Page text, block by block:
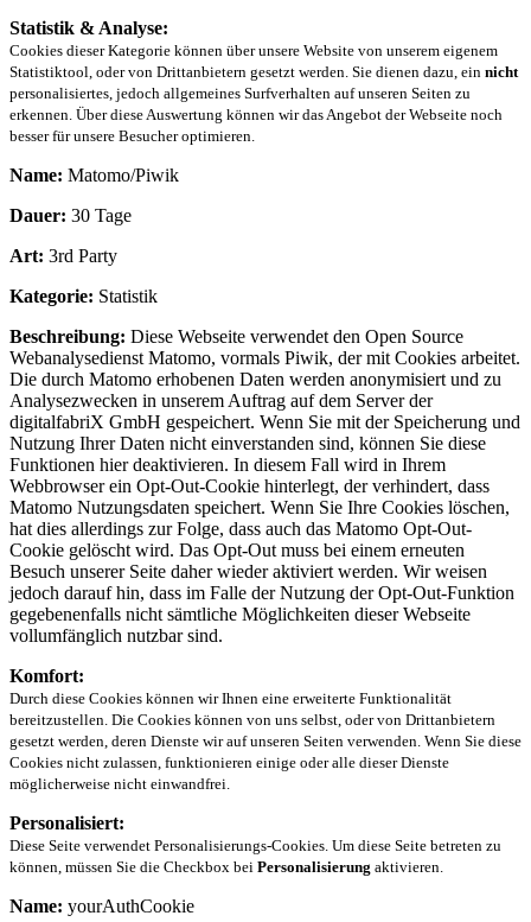
Statistik & Analyse:
Cookies dieser Kategorie können über unsere Website von unserem eigenem
Statistiktool, oder von Drittanbietern gesetzt werden. Sie dienen dazu, ein nicht
personalisiertes, jedoch allgemeines Surfverhalten auf unseren Seiten zu
erkennen. Über diese Auswertung können wir das Angebot der Webseite noch
besser für unsere Besucher optimieren.
Name: Matomo/Piwik
Dauer: 30 Tage
Art: 3rd Party
Kategorie: Statistik
Beschreibung: Diese Webseite verwendet den Open Source
Webanalysedienst Matomo, vormals Piwik, der mit Cookies arbeitet.
Die durch Matomo erhobenen Daten werden anonymisiert und zu
Analysezwecken in unserem Auftrag auf dem Server der
digitalfabriX GmbH gespeichert. Wenn Sie mit der Speicherung und
Nutzung Ihrer Daten nicht einverstanden sind, können Sie diese
Funktionen hier deaktivieren. In diesem Fall wird in Ihrem
Webbrowser ein Opt-Out-Cookie hinterlegt, der verhindert, dass
Matomo Nutzungsdaten speichert. Wenn Sie Ihre Cookies löschen,
hat dies allerdings zur Folge, dass auch das Matomo Opt-Out-
Cookie gelöscht wird. Das Opt-Out muss bei einem erneuten
Besuch unserer Seite daher wieder aktiviert werden. Wir weisen
jedoch darauf hin, dass im Falle der Nutzung der Opt-Out-Funktion
gegebenenfalls nicht sämtliche Möglichkeiten dieser Webseite
vollumfänglich nutzbar sind.
Komfort:
Durch diese Cookies können wir Ihnen eine erweiterte Funktionalität
bereitzustellen. Die Cookies können von uns selbst, oder von Drittanbietern
gesetzt werden, deren Dienste wir auf unseren Seiten verwenden. Wenn Sie diese
Cookies nicht zulassen, funktionieren einige oder alle dieser Dienste
möglicherweise nicht einwandfrei.
Personalisiert:
Diese Seite verwendet Personalisierungs-Cookies. Um diese Seite betreten zu
können, müssen Sie die Checkbox bei Personalisierung aktivieren.
Name: yourAuthCookie